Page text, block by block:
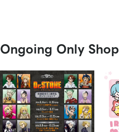
Ongoing Only Shop